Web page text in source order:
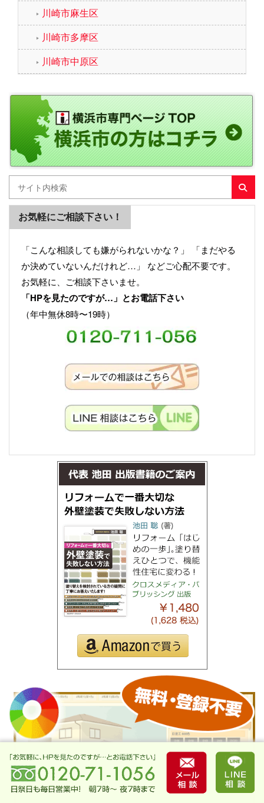
川崎市麻生区
川崎市多摩区
川崎市中原区
お気軽にご相談下さい！
「こんな相談しても嫌がられないかな？」 「まだやる
か決めていないんだけれど…」 などご心配不要です。
お気軽に、ご相談下さいませ。
「HPを見たのですが…」とお電話下さい
（年中無休8時〜19時）